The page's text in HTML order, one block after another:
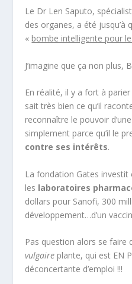
Le Dr Len Saputo,
des organes, a été jusqu’à
« bombe intelligente pour
J’imagine que ça non plus,
En réalité, il y a fort à
sait très bien ce qu’il
reconnaître le pouvoir
simplement parce qu’il le
contre ses intérêts.
La fondation Gates
les laboratoires
dollars pour Sanofi, 300
développement…d’un
Pas question alors se faire
vulgaire plante, qui est EN
déconcertante d’emploi !!!